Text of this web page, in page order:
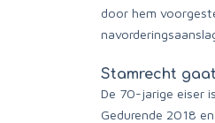
door hem
Stamrecht
De 70-jarige eiser
Gedurende 2018